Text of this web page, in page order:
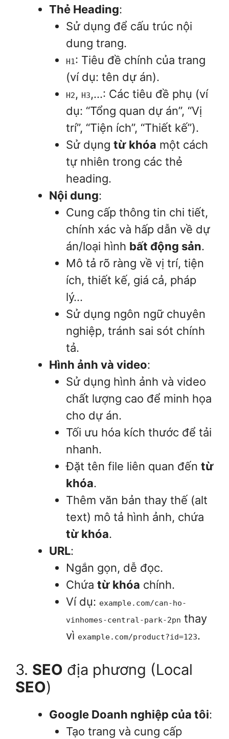
Thẻ Heading:
Sử dụng để cấu trúc nội
dung trang.
H1: Tiêu đề chính của trang
(ví dụ: tên dự án).
H2, H3,…: Các tiêu đề phụ (ví
dụ: “Tổng quan dự án”, “Vị
trí”, “Tiện ích”, “Thiết kế”).
Sử dụng từ khóa một cách
tự nhiên trong các thẻ
heading.
Nội dung:
Cung cấp thông tin chi tiết,
chính xác và hấp dẫn về dự
án/loại hình bất động sản.
Mô tả rõ ràng về vị trí, tiện
ích, thiết kế, giá cả, pháp
lý…
Sử dụng ngôn ngữ chuyên
nghiệp, tránh sai sót chính
tả.
Hình ảnh và video:
Sử dụng hình ảnh và video
chất lượng cao để minh họa
cho dự án.
Tối ưu hóa kích thước để tải
nhanh.
Đặt tên file liên quan đến từ
khóa.
Thêm văn bản thay thế (alt
text) mô tả hình ảnh, chứa
từ khóa.
URL:
Ngắn gọn, dễ đọc.
Chứa từ khóa chính.
Ví dụ: example.com/can-ho-
vinhomes-central-park-2pn thay
vì example.com/product?id=123.
3. SEO địa phương (Local
SEO)
Google Doanh nghiệp của tôi:
Tạo trang và cung cấp